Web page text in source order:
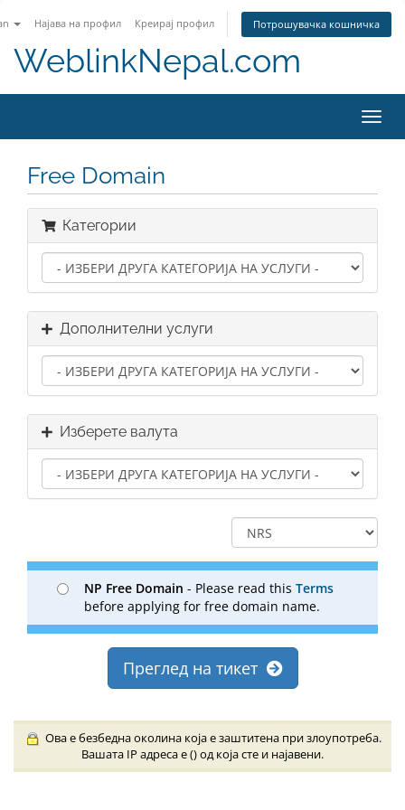
Најава на профил Креирај профил Потрошувачка кошничка
WeblinkNepal.com
Free Domain
Категории
Дополнителни услуги
Изберете валута
NP Free Domain - Please read this Terms
before applying for free domain name.
Преглед на тикет
Ова е безбедна околина која е заштитена при злоупотреба.
Вашата IP адреса е () од која сте и најавени.